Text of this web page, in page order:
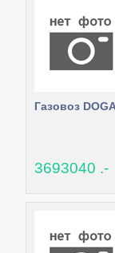
Газовоз
3693040 .-